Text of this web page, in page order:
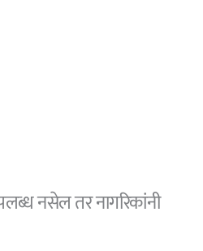
नसेल तर नागरिकांनी